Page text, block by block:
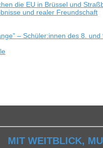
die EU in Brüs­sel und
und rea­ler Freundschaft
– Schüler:innen des 8.
MIT WEITBLICK,